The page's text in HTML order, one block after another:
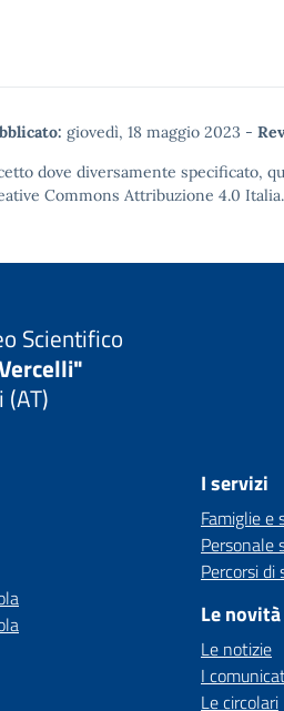
giovedì, 18 maggio 2023 -
dove diversamente specificato,
Commons Attribuzione 4.0 Italia.
Scientifico
I servizi
Famiglie e
Personale
Percorsi di
Le novità
Le notizie
I
Le circolari